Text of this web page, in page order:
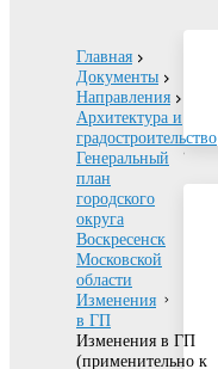
Главная
Документы
Направления
Архитектура и
градостроительство
Генеральный
план
городского
округа
Воскресенск
Московской
области
Изменения
в ГП
Изменения в ГП
(применительно к